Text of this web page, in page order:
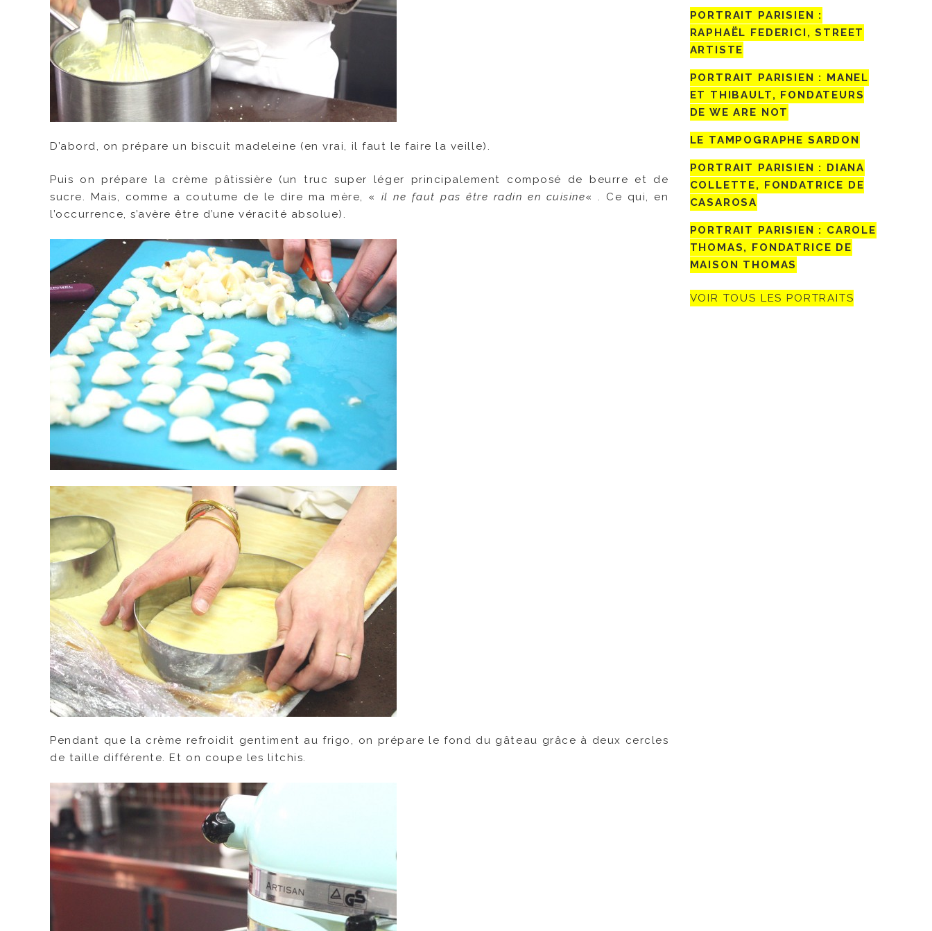
D’abord, on prépare un biscuit madeleine (en vrai, il faut le faire la veille).
Puis on prépare la crème pâtissière (un truc super léger principalement composé de beurre et de
sucre. Mais, comme a coutume de le dire ma mère, « il ne faut pas être radin en cuisine« . Ce qui, en
l’occurrence, s’avère être d’une véracité absolue).
Pendant que la crème refroidit gentiment au frigo, on prépare le fond du gâteau grâce à deux cercles
de taille différente. Et on coupe les litchis.
PORTRAIT PARISIEN :
RAPHAËL FEDERICI, STREET
ARTISTE
PORTRAIT PARISIEN : MANEL
ET THIBAULT, FONDATEURS
DE WE ARE NOT
LE TAMPOGRAPHE SARDON
PORTRAIT PARISIEN : DIANA
COLLETTE, FONDATRICE DE
CASAROSA
PORTRAIT PARISIEN : CAROLE
THOMAS, FONDATRICE DE
MAISON THOMAS
VOIR TOUS LES PORTRAITS